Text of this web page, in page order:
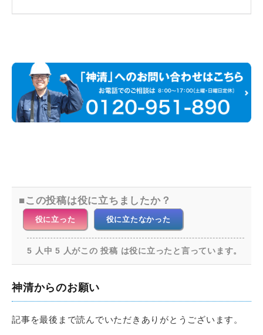
この投稿は役に立ちましたか？
役に立った 役に立たなかった
5 人中 5 人がこの 投稿 は役に立ったと言っています。
神清からのお願い
記事を最後まで読んでいただきありがとうございます。